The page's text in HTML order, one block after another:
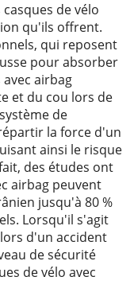
de vélo
qu'ils offrent.
qui reposent
pour absorber
airbag
et du cou lors de
de
la force d'un
ainsi le risque
des études ont
airbag peuvent
jusqu'à 80 %
Lorsqu'il s'agit
d'un accident
de sécurité
de vélo avec